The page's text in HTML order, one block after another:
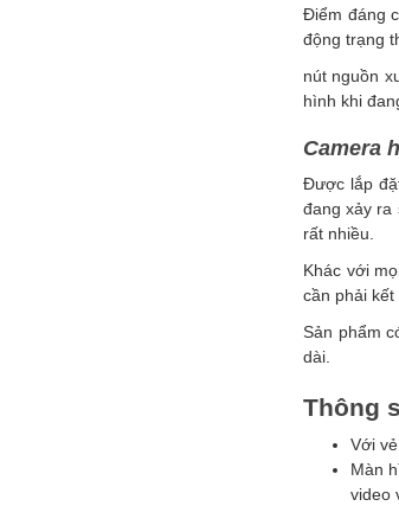
Điểm đáng
động trạng
nút nguồn
hình khi
Camera
Được lắp
đang xảy ra
rất nhiều.
Khác với
cần phải kết
Sản phẩm
dài.
Thông
Với
Màn
video